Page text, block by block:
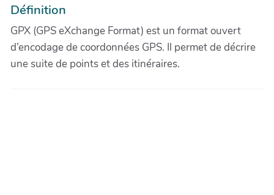
Définition
GPX (GPS eXchange Format) est un format ouvert
d’encodage de coordonnées GPS. Il permet de décrire
une suite de points et des itinéraires.